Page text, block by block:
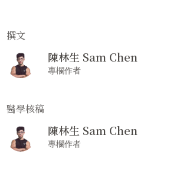
撰文
陳林生 Sam Chen
專欄作者
醫學核稿
陳林生 Sam Chen
專欄作者